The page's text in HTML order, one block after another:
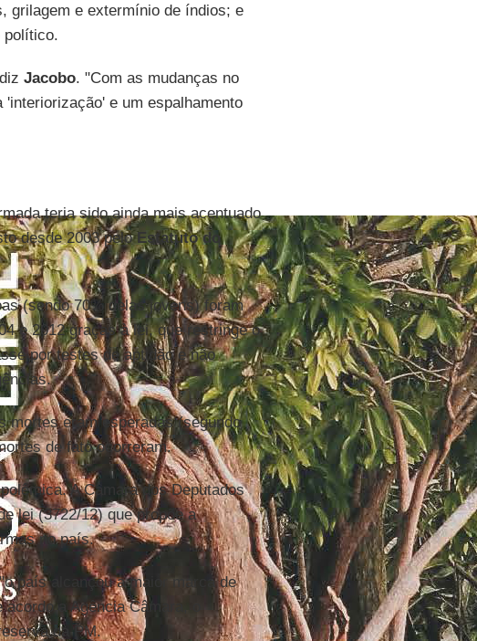
grilagem e extermínio de índios; e
político.
Jacobo. "Com as mudanças no
e um espalhamento
teria sido ainda mais acentuado
desde 2003 peloEstatuto do
(sendo 70% delas jovens) foram
e 2012 graças à lei, que restringe o
por testes de aptidão e não
mortes eram esperadas (segundo
de fato ocorreram.
A Câmara dos Deputados
lei (3722/12) que propõe a
no país.
país alcançou a maior marca de
a Agência Câmara, o
da PM.